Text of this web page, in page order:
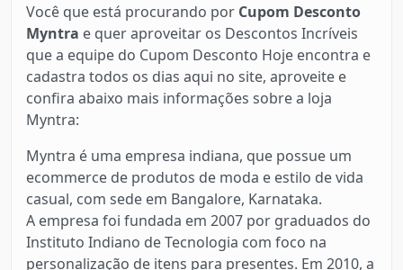
Você que está procurando por Cupom Desconto
Myntra e quer aproveitar os Descontos Incríveis
que a equipe do Cupom Desconto Hoje encontra e
cadastra todos os dias aqui no site, aproveite e
confira abaixo mais informações sobre a loja
Myntra:
Myntra é uma empresa indiana, que possue um
ecommerce de produtos de moda e estilo de vida
casual, com sede em Bangalore, Karnataka.
A empresa foi fundada em 2007 por graduados do
Instituto Indiano de Tecnologia com foco na
personalização de itens para presentes. Em 2010, a